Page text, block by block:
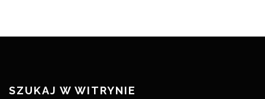
SZUKAJ W WITRYNIE